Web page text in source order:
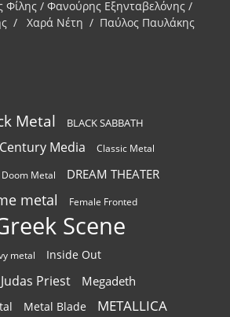
/ Φανούρης Εξηνταβελόνης /
/ Χαρά Νέτη / Παύλος Παυλάκης
Metal BLACK SABBATH
Century Media Classic Metal
Doom Metal DREAM THEATER
metal Female Fronted
Scene
metal Inside Out
Judas Priest Megadeth
Metal Blade METALLICA